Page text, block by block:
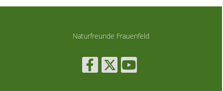
Naturfreunde Frauenfeld